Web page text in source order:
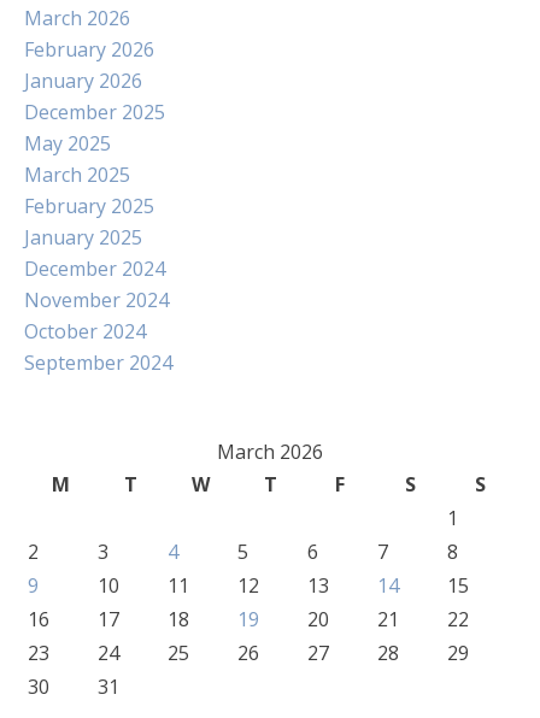
March 2026
February 2026
January 2026
December 2025
May 2025
March 2025
February 2025
January 2025
December 2024
November 2024
October 2024
September 2024
March 2026
M
T W T F S
S
1
2
3 4 5 6 7
8
9
10 11 12 13 14
15
16
17 18 19 20 21
22
23
24 25 26 27 28
29
30
31